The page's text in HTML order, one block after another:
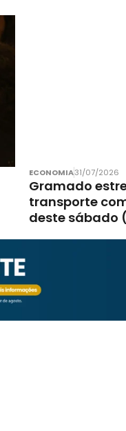
ECONOMIA31/07/2026
Gramado
transporte
deste sábado